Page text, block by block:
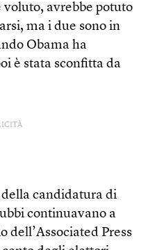
voluto, avrebbe potuto
ma i due sono in
Obama ha
è stata sconfitta da
candidatura di
continuavano a
dell’Associated Press